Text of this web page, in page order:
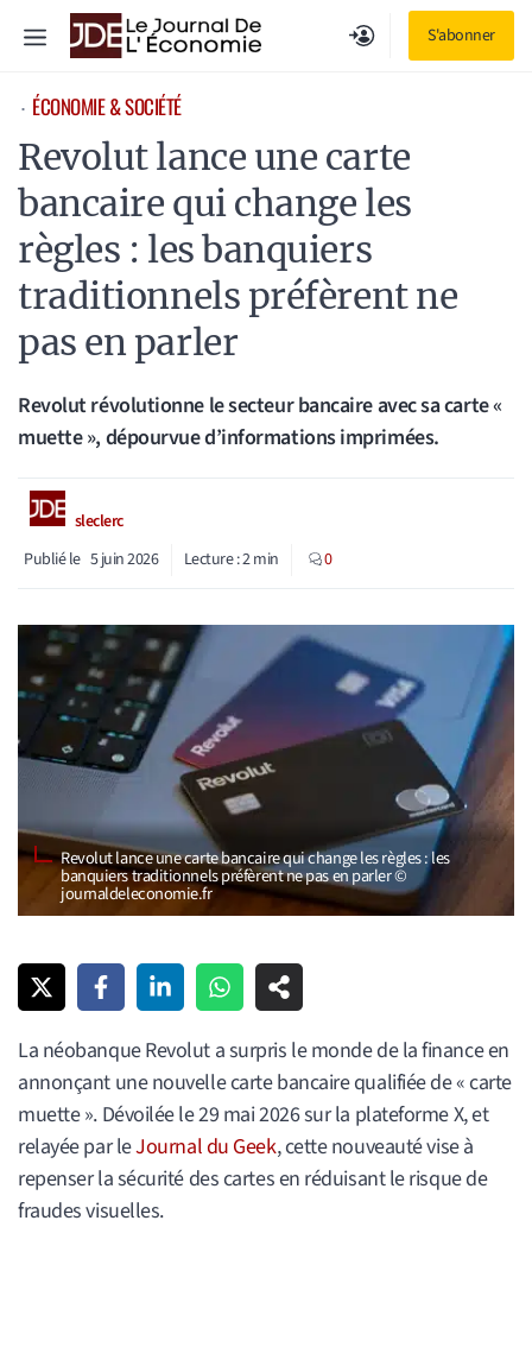
S'abonner
Menu
⋅ ÉCONOMIE & SOCIÉTÉ
Revolut lance une carte
bancaire qui change les
règles : les banquiers
traditionnels préfèrent ne
pas en parler
Revolut révolutionne le secteur bancaire avec sa carte «
muette », dépourvue d’informations imprimées.
sleclerc
Publié le 5 juin 2026 Lecture :2min 0
Revolut lance une carte bancaire qui change les règles : les
banquiers traditionnels préfèrent ne pas en parler ©
journaldeleconomie.fr
La néobanque Revolut a surpris le monde de la finance en
annonçant une nouvelle carte bancaire qualifiée de « carte
muette ». Dévoilée le 29 mai 2026 sur la plateforme X, et
relayée par leJournal du Geek, cette nouveauté vise à
repenser la sécurité des cartes en réduisant le risque de
fraudes visuelles.